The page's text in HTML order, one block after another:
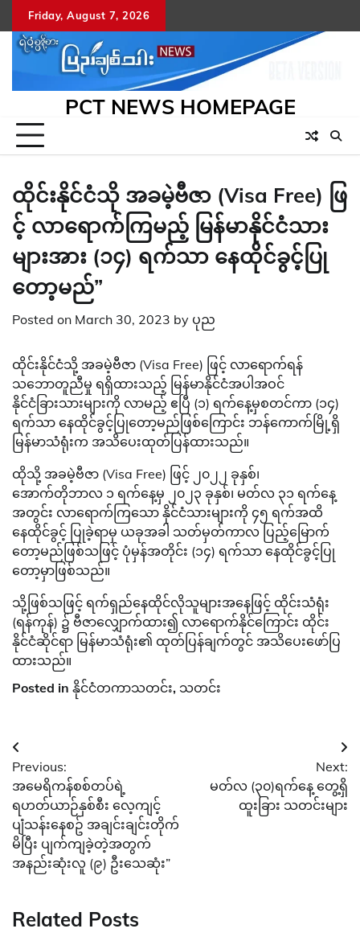
to
content
Friday, August 7, 2026
PCT NEWS HOMEPAGE
ထိုင်းနိုင်ငံသို အခမဲ့ဗီဇာ (Visa Free) ဖြ
င့် လာရောက်ကြမည့် မြန်မာနိုင်ငံသား
များအား (၁၄) ရက်သာ နေထိုင်ခွင့်ပြု
တော့မည်”
Posted on March 30, 2023 by ပုည
ထိုင်းနိုင်ငံသို့ အခမဲ့ဗီဇာ (Visa Free) ဖြင့် လာရောက်ရန်
သဘောတူညီမှု ရရှိထားသည့် မြန်မာနိုင်ငံအပါအဝင်
နိုင်ငံခြားသားများကို လာမည့် ဧပြီ (၁) ရက်နေ့မှစတင်ကာ (၁၄)
ရက်သာ နေထိုင်ခွင့်ပြုတော့မည်ဖြစ်ကြောင်း ဘန်ကောက်မြို့ရှိ
မြန်မာသံရုံးက အသိပေးထုတ်ပြန်ထားသည်။
ထိုသို့ အခမဲ့ဗီဇာ (Visa Free) ဖြင့် ၂၀၂၂ ခုနှစ်၊
အောက်တိုဘာလ ၁ ရက်နေ့မှ ၂၀၂၃ ခုနှစ်၊ မတ်လ ၃၁ ရက်နေ့
အတွင်း လာရောက်ကြသော နိုင်ငံသားများကို ၄၅ ရက်အထိ
နေထိုင်ခွင့် ပြုခဲ့ရာမှ ယခုအခါ သတ်မှတ်ကာလ ပြည့်မြောက်
တော့မည်ဖြစ်သဖြင့် ပုံမှန်အတိုင်း (၁၄) ရက်သာ နေထိုင်ခွင့်ပြု
တော့မှာဖြစ်သည်။
သို့ဖြစ်သဖြင့် ရက်ရှည်နေထိုင်လိုသူများအနေဖြင့် ထိုင်းသံရုံး
(ရန်ကုန်) ၌ ဗီဇာလျှောက်ထား၍ လာရောက်နိုင်ကြောင်း ထိုင်း
နိုင်ငံဆိုင်ရာ မြန်မာသံရုံး၏ ထုတ်ပြန်ချက်တွင် အသိပေးဖော်ပြ
ထားသည်။
Posted in နိုင်ငံတကာသတင်း, သတင်း
Post
navigation
Previous:
အမေရိကန်စစ်တပ်ရဲ့
ရဟတ်ယာဉ်နှစ်စီး လေ့ကျင့်
ပျံသန်းနေစဥ် အချင်းချင်းတိုက်
မိပြီး ပျက်ကျခဲ့တဲ့အတွက်
အနည်းဆုံးလူ (၉) ဦးသေဆုံး”
Next:
မတ်လ (၃၀)ရက်နေ့ တွေ့ရှိ
ထူးခြား သတင်းများ
Related Posts